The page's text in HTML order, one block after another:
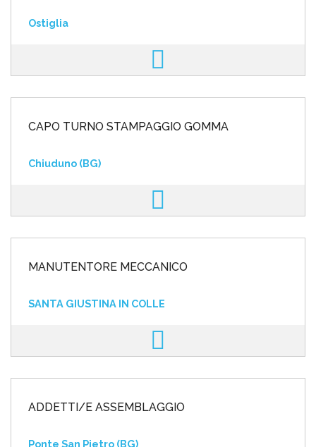
Ostiglia
CAPO TURNO STAMPAGGIO GOMMA
Chiuduno (BG)
MANUTENTORE MECCANICO
SANTA GIUSTINA IN COLLE
ADDETTI/E ASSEMBLAGGIO
Ponte San Pietro (BG)